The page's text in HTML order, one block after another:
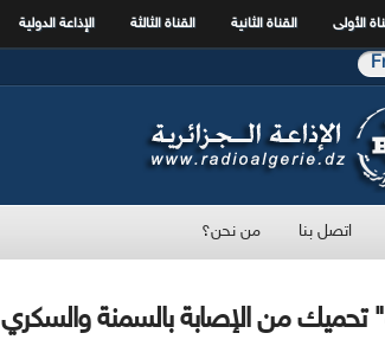
الأولى القناة الثانية القناة الثالثة الإذاعة الدولية
اتصل بنا من نحن؟
تحميك من الإصابة بالسمنة والسكري